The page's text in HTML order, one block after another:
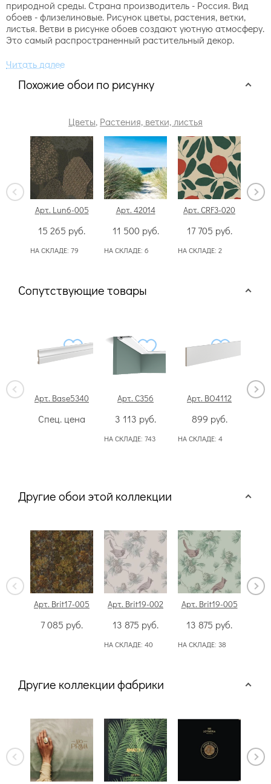
природной среды. Страна производитель - Россия. Вид
обоев - флизелиновые. Рисунок цветы, растения, ветки,
листья. Ветви в рисунке обоев создают уютную атмосферу.
Это самый распространенный растительный декор.
Похожие обои по рисунку
Цветы, Растения, ветки, листья
Арт. Lun6-005
15 265 руб.
НА СКЛАДЕ: 79
Арт. 42014
11 500 руб.
НА СКЛАДЕ: 6
Арт. CRF3-020
17 705 руб.
НА СКЛАДЕ: 2
Сопутствующие товары
Арт. Base5340
Спец. цена
Арт. C356
3 113 руб.
НА СКЛАДЕ: 743
Арт. BO4112
899 руб.
НА СКЛАДЕ: 4
Другие обои этой коллекции
Арт. Brit17-005
7 085 руб.
Арт. Brit19-002
13 875 руб.
НА СКЛАДЕ: 40
Арт. Brit19-005
13 875 руб.
НА СКЛАДЕ: 38
Другие коллекции фабрики